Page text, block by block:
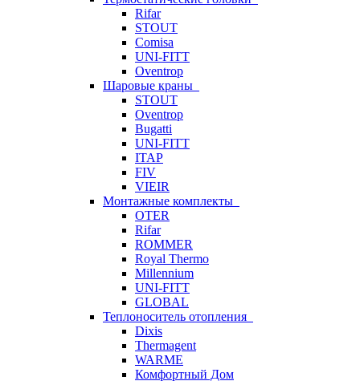
Rifar
STOUT
Comisa
UNI-FITT
Oventrop
Шаровые краны
STOUT
Oventrop
Bugatti
UNI-FITT
ITAP
FIV
VIEIR
Монтажные комплекты
OTER
Rifar
ROMMER
Royal Thermo
Millennium
UNI-FITT
GLOBAL
Теплоноситель отопления
Dixis
Thermagent
WARME
Комфортный Дом